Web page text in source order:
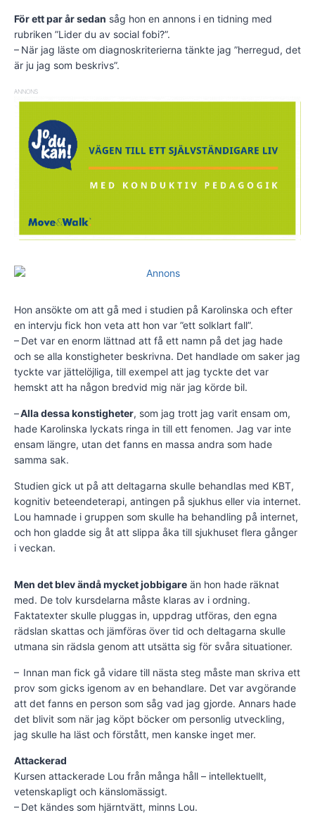
För ett par år sedan såg hon en annons i en tidning med
rubriken ”Lider du av social fobi?”.
– När jag läste om diagnoskriterierna tänkte jag ”herregud, det
är ju jag som beskrivs”.
ANNONS
Hon ansökte om att gå med i studien på Karolinska och efter
en intervju fick hon veta att hon var ”ett solklart fall”.
– Det var en enorm lättnad att få ett namn på det jag hade
och se alla konstigheter beskrivna. Det handlade om saker jag
tyckte var jättelöjliga, till exempel att jag tyckte det var
hemskt att ha någon bredvid mig när jag körde bil.
–Alla dessa konstigheter, som jag trott jag varit ensam om,
hade Karolinska lyckats ringa in till ett fenomen. Jag var inte
ensam längre, utan det fanns en massa andra som hade
samma sak.
Studien gick ut på att deltagarna skulle behandlas med KBT,
kognitiv beteendeterapi, antingen på sjukhus eller via internet.
Lou hamnade i gruppen som skulle ha behandling på internet,
och hon gladde sig åt att slippa åka till sjukhuset flera gånger
i veckan.
Men det blev ändå mycket jobbigare än hon hade räknat
med. De tolv kursdelarna måste klaras av i ordning.
Faktatexter skulle pluggas in, uppdrag utföras, den egna
rädslan skattas och jämföras över tid och deltagarna skulle
utmana sin rädsla genom att utsätta sig för svåra situationer.
– Innan man fick gå vidare till nästa steg måste man skriva ett
prov som gicks igenom av en behandlare. Det var avgörande
att det fanns en person som såg vad jag gjorde. Annars hade
det blivit som när jag köpt böcker om personlig utveckling,
jag skulle ha läst och förstått, men kanske inget mer.
Attackerad
Kursen attackerade Lou från många håll – intellektuellt,
vetenskapligt och känslomässigt.
– Det kändes som hjärntvätt, minns Lou.